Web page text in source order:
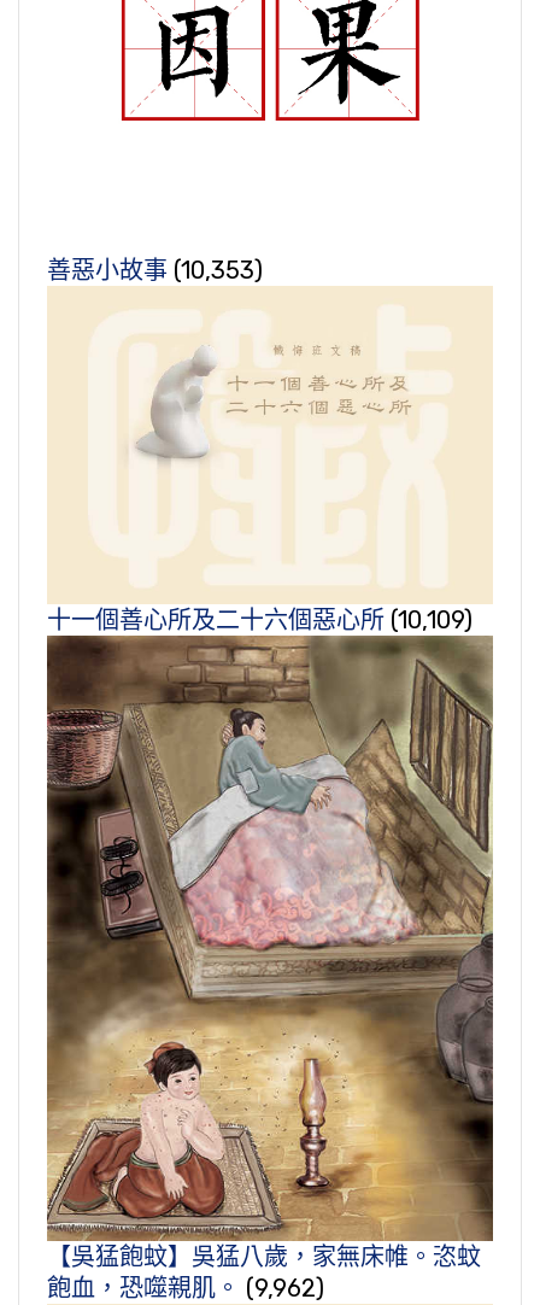
善惡小故事 (10,353)
十一個善心所及二十六個惡心所 (10,109)
【吳猛飽蚊】吳猛八歲，家無床帷。恣蚊
飽血，恐噬親肌。 (9,962)